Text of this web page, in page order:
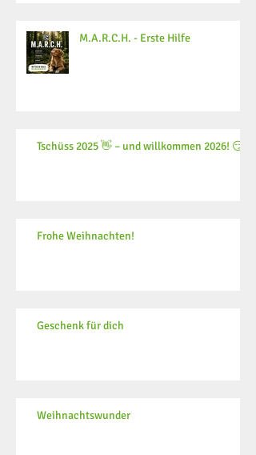
M.A.R.C.H. - Erste Hilfe
Tschüss 2025 👋 – und willkommen 2026! 😏
Frohe Weihnachten!
Geschenk für dich
Weihnachtswunder